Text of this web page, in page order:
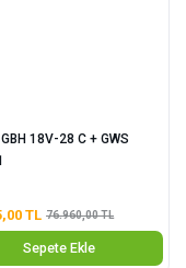
18V-28 C + GWS
TL 76.960,00 TL
Sepete Ekle